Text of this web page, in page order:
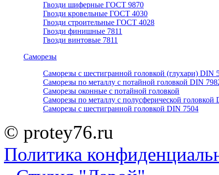
Гвозди шиферные ГОСТ 9870
Гвозди кровельные ГОСТ 4030
Гвозди строительные ГОСТ 4028
Гвозди финишные 7811
Гвозди винтовые 7811
Саморезы
Саморезы с шестигранной головкой (глухари) DIN
Саморезы по металлу с потайной головкой DIN
Саморезы оконные с потайной головкой
Саморезы по металлу с полусферической головкой
Саморезы с шестигранной головкой DIN 7504
© protey76.ru
Политика